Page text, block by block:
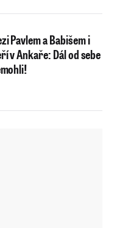
Pavlem a Babišem i
v Ankaře: Dál od sebe